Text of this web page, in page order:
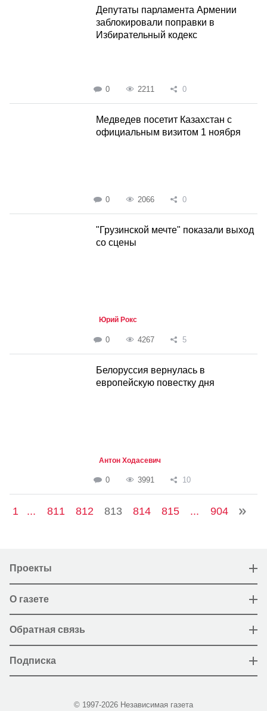
Депутаты парламента Армении
заблокировали поправки в
Избирательный кодекс
0 2211 0
Медведев посетит Казахстан с
официальным визитом 1 ноября
0 2066 0
"Грузинской мечте" показали выход
со сцены
Юрий Рокс
0 4267 5
Белоруссия вернулась в
европейскую повестку дня
Антон Ходасевич
0 3991 10
1 ... 811 812 813 814 815 ... 904
Проекты
О газете
Обратная связь
Подписка
© 1997-2026 Независимая газета